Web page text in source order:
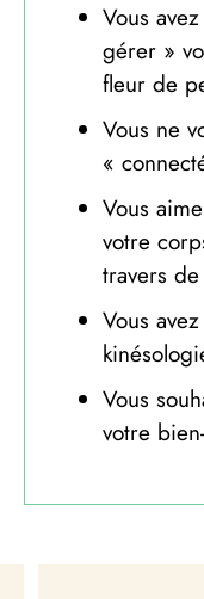
Vous
gérer »
fleur de
Vous ne
«
Vous
votre
travers
Vous
Vous
votre